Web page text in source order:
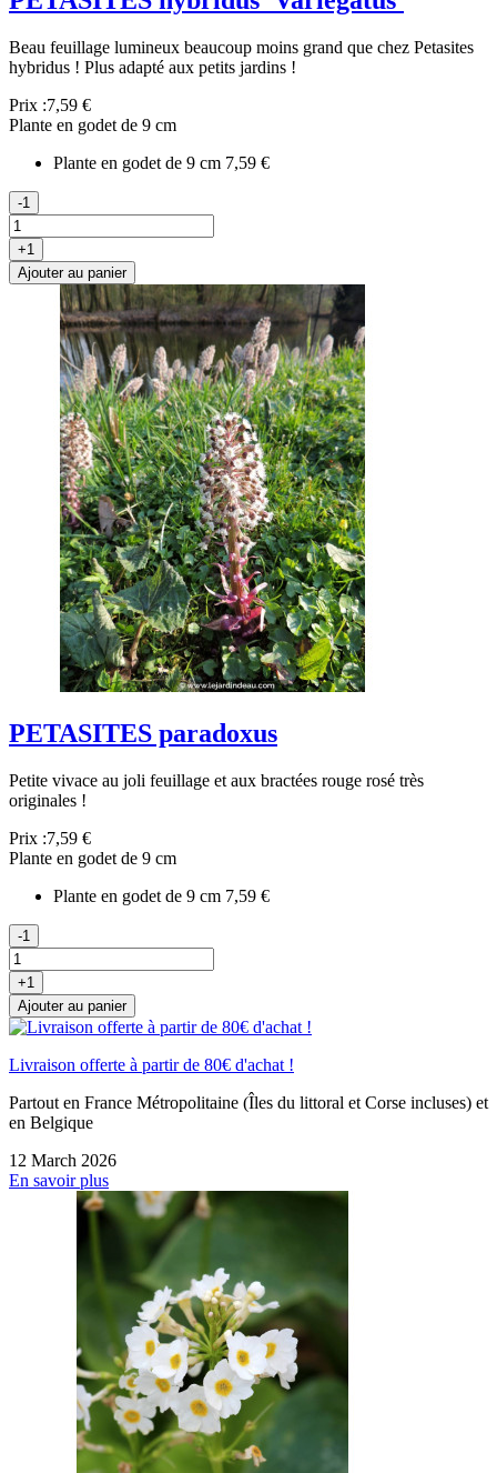
Beau feuillage lumineux beaucoup moins grand que chez Petasites
hybridus ! Plus adapté aux petits jardins !
Prix :7,59 €
Plante en godet de 9 cm
Plante en godet de 9 cm 7,59 €
-1
+1
Ajouter au panier
PETASITES paradoxus
Petite vivace au joli feuillage et aux bractées rouge rosé très
originales !
Prix :7,59 €
Plante en godet de 9 cm
Plante en godet de 9 cm 7,59 €
-1
+1
Ajouter au panier
Livraison offerte à partir de 80€ d'achat !
Partout en France Métropolitaine (Îles du littoral et Corse incluses) et
en Belgique
12 March 2026
En savoir plus